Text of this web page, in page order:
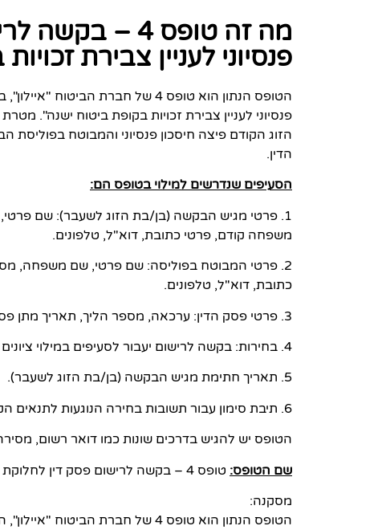
מה זה טופס 4 –
פנסיוני לעניין צבירת
פנסיוני לעניין צבירת זכויות בקופת ביטוח ישנה".
הזוג הקודם פיצה חיסכון פנסיוני והמבוטח
הדין.
הסעיפים שנדרשים למילוי בטופס הם:
1. פרטי מגיש הבקשה (בן/בת הזוג לשעבר): שם
משפחה קודם, פרטי כתובת, דוא"ל, טלפונים.
2. פרטי המבוטח בפוליסה: שם פרטי, שם משפחה,
כתובת, דוא"ל, טלפונים.
3. פרטי פסק הדין: ערכאה, מספר הליך, תאריך מתן פסק דין, משך התקופה המשותפת, מועד הפירוד, שיעור להעברה.
4. בחירות: בקשה לרישום יעבור לסעיפים במילוי ציונים בכללי השאלה.
5. תאריך חתימת מגיש הבקשה (בן/בת הזוג לשעבר).
6. תיבת סימון עבור תשובות בחירה הנוגעות לתנאים הקשורים לחלוקת החיסכון הפנסיוני.
הטופס יש להגיש בדרכים שונות כמו דואר רשום,
שם הטופס: טופס 4 – בקשה לרישום פסק דין לחלוקת חיסכון פנסיוני לעניין צבירת זכויות בקופת ביטוח ישנה.
מסקנה:
הטופס הנתון הוא טופס 4 של